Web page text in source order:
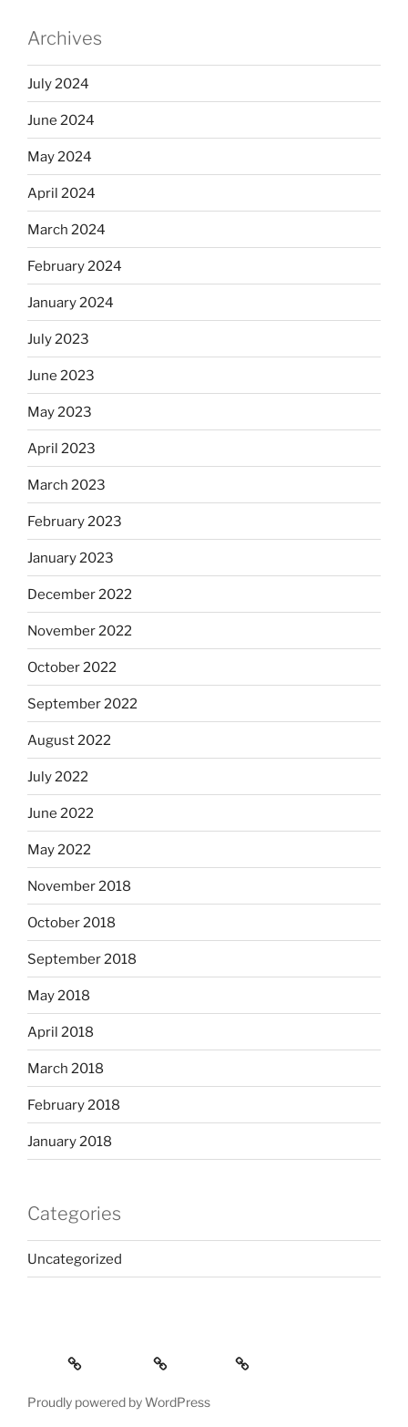
Archives
July 2024
June 2024
May 2024
April 2024
March 2024
February 2024
January 2024
July 2023
June 2023
May 2023
April 2023
March 2023
February 2023
January 2023
December 2022
November 2022
October 2022
September 2022
August 2022
July 2022
June 2022
May 2022
November 2018
October 2018
September 2018
May 2018
April 2018
March 2018
February 2018
January 2018
Categories
Uncategorized
Home Services Contact
Proudly powered by WordPress